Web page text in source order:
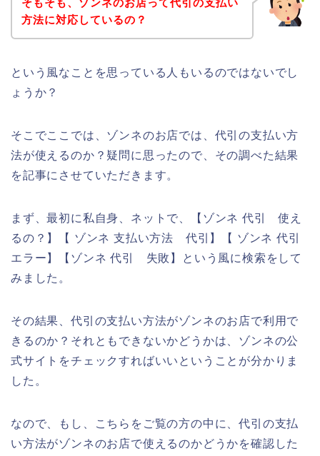
そもそも、ゾンネのお店って代引の支払い
方法に対応しているの？
という風なことを思っている人もいるのではないでし
ょうか？
そこでここでは、ゾンネのお店では、代引の支払い方
法が使えるのか？疑問に思ったので、その調べた結果
を記事にさせていただきます。
まず、最初に私自身、ネットで、【ゾンネ 代引 使え
るの？】【 ゾンネ 支払い方法 代引】【 ゾンネ 代引
エラー】【ゾンネ 代引 失敗】という風に検索をして
みました。
その結果、代引の支払い方法がゾンネのお店で利用で
きるのか？それともできないかどうかは、ゾンネの公
式サイトをチェックすればいいということが分かりま
した。
なので、もし、こちらをご覧の方の中に、代引の支払
い方法がゾンネのお店で使えるのかどうかを確認した